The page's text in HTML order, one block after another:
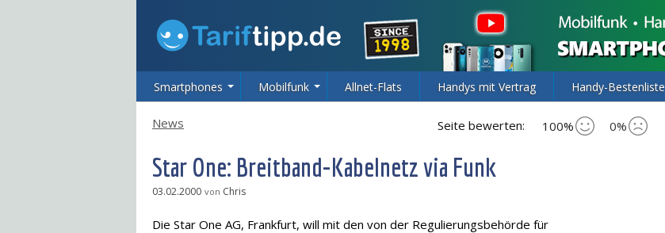
Smartphones Mobilfunk Allnet-Flats Handys mit Vertrag Handy-Bestenliste
Seite bewerten: 100% 0%
News
Star One: Breitband-Kabelnetz via Funk
03.02.2000 von Chris
Die Star One AG, Frankfurt, will mit den von der Regulierungsbehörde für